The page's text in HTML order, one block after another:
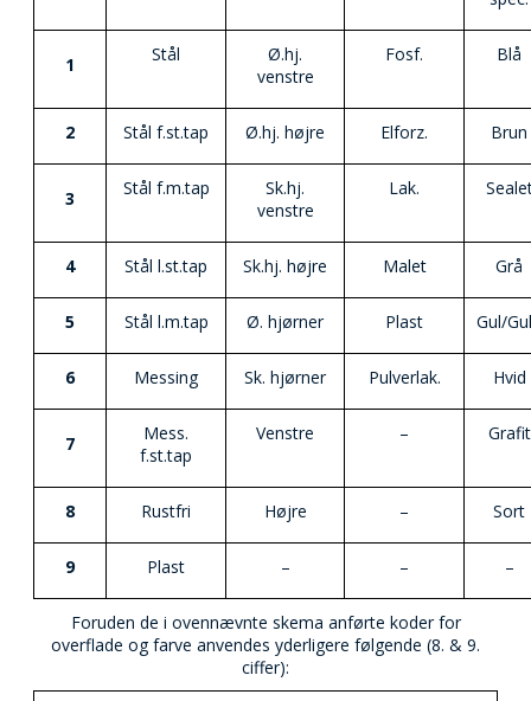
1 Stål
Ø.hj.
venstre
Fosf. Blå
2 Stål f.st.tap Ø.hj. højre Elforz. Brun
3 Stål f.m.tap
Sk.hj.
venstre
Lak.
4 Stål l.st.tap Sk.hj. højre Malet Grå
5 Stål l.m.tap Ø. hjørner Plast Gul/
6 Messing Sk. hjørner Pulverlak. Hvid
7
Mess.
f.st.tap
Venstre – Grafit
8 Rustfri Højre – Sort
9 Plast – – –
Foruden de i ovennævnte skema anførte koder for
overflade og farve anvendes yderligere følgende (8. & 9.
ciffer):